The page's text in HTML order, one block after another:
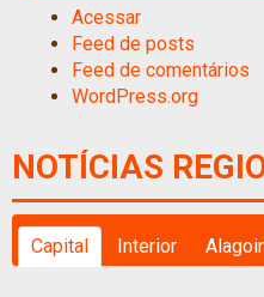
Acessar
Feed de posts
Feed de comentários
WordPress.org
NOTÍCIAS
Capital Interior